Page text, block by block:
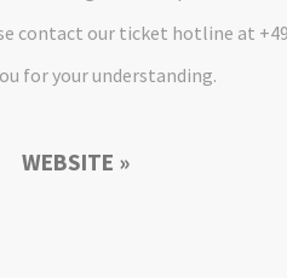
contact our ticket hotline at +49
for your understanding.
WEBSITE »